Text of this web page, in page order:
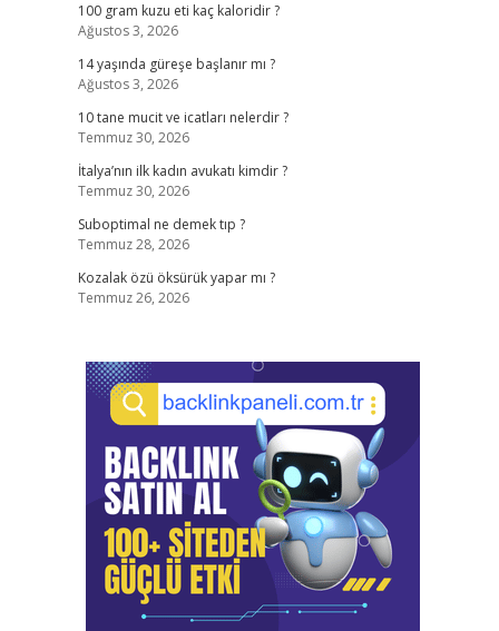
100 gram kuzu eti kaç kaloridir ?
Ağustos 3, 2026
14 yaşında güreşe başlanır mı ?
Ağustos 3, 2026
10 tane mucit ve icatları nelerdir ?
Temmuz 30, 2026
İtalya’nın ilk kadın avukatı kimdir ?
Temmuz 30, 2026
Suboptimal ne demek tıp ?
Temmuz 28, 2026
Kozalak özü öksürük yapar mı ?
Temmuz 26, 2026